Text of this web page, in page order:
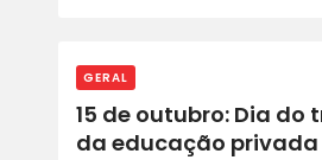
GERAL
15 de outubro: Dia
da educação privada